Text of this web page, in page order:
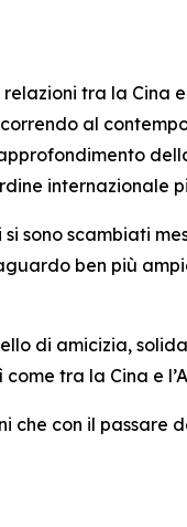
tra la Cina
al
internazionale
sono scambiati
ben più
di amicizia,
tra la Cina e
che con il